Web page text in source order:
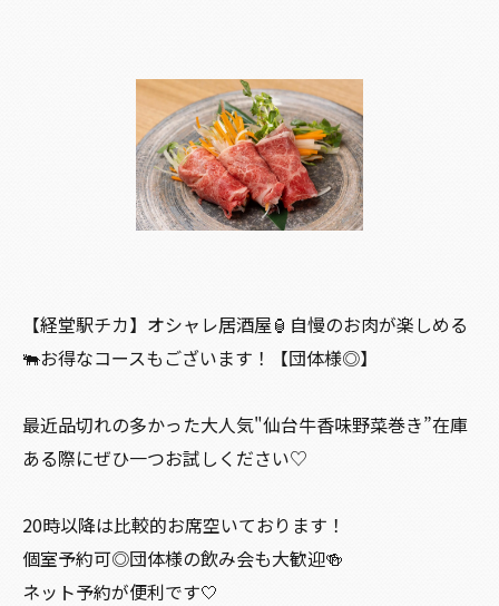
【経堂駅チカ】オシャレ居酒屋🏮自慢のお肉が楽しめる
🐃お得なコースもございます！【団体様◎】
最近品切れの多かった大人気"仙台牛香味野菜巻き”在庫
ある際にぜひ一つお試しください♡
20時以降は比較的お席空いております！
個室予約可◎団体様の飲み会も大歓迎🍻
ネット予約が便利です🤍